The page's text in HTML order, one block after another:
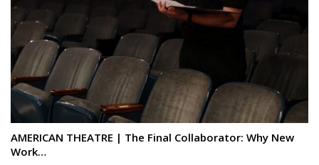
AMERICAN THEATRE | The Final Collaborator: Why New
Work…